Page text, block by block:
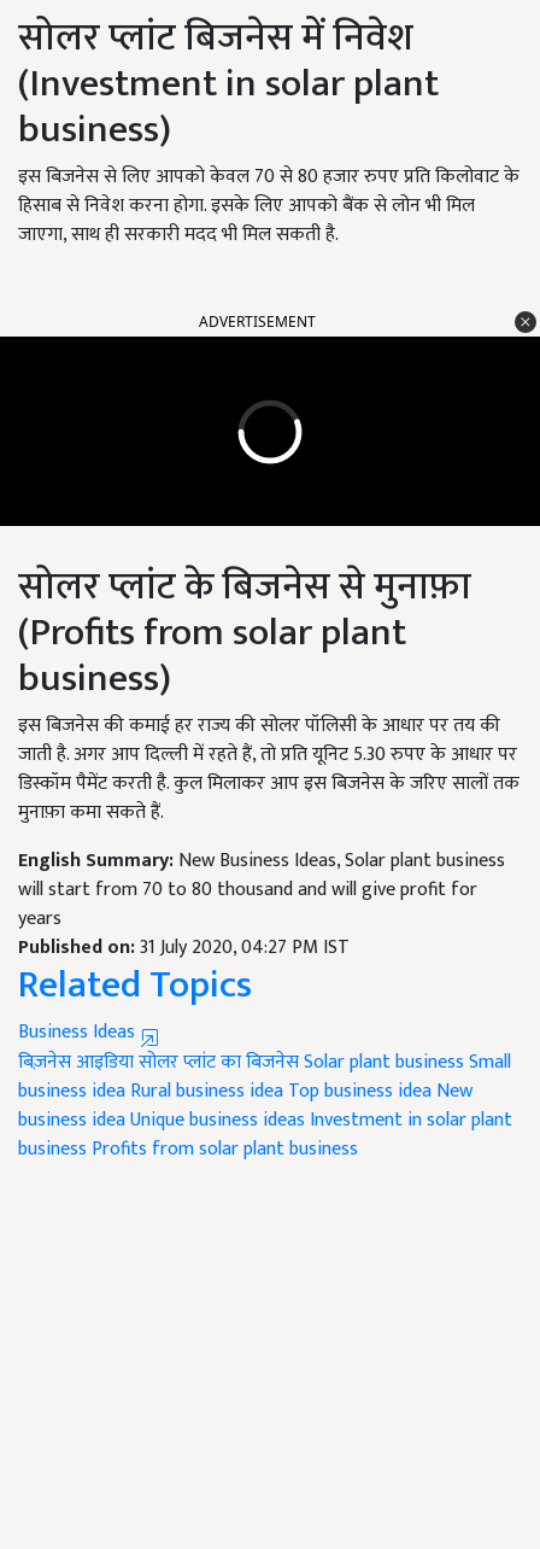
सोलर प्लांट बिजनेस में निवेश
(Investment in solar plant
business)
इस बिजनेस से लिए आपको केवल 70 से 80 हजार रुपए प्रति किलोवाट के
हिसाब से निवेश करना होगा. इसके लिए आपको बैंक से लोन भी मिल
जाएगा, साथ ही सरकारी मदद भी मिल सकती है.
ADVERTISEMENT
सोलर प्लांट के बिजनेस से मुनाफ़ा
(Profits from solar plant
business)
इस बिजनेस की कमाई हर राज्य की सोलर पॉलिसी के आधार पर तय की
जाती है. अगर आप दिल्ली में रहते हैं, तो प्रति यूनिट 5.30 रुपए के आधार पर
डिस्कॉम पैमेंट करती है. कुल मिलाकर आप इस बिजनेस के जरिए सालों तक
मुनाफ़ा कमा सकते हैं.
English Summary:New Business Ideas, Solar plant business
will start from 70 to 80 thousand and will give profit for
years
Published on:31 July 2020, 04:27 PM IST
Related Topics
Business Ideas
बिज़नेस आइडियासोलर प्लांट का बिजनेसSolar plant businessSmall
business ideaRural business ideaTop business ideaNew
business ideaUnique business ideas Investment in solar plant
business Profits from solar plant business